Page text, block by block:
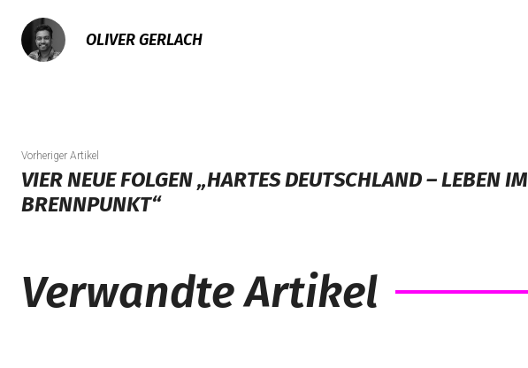
OLIVER GERLACH
Vorheriger Artikel
VIER NEUE FOLGEN „HARTES DEUTSCHLAND – LEBEN IM
BRENNPUNKT“
Verwandte Artikel